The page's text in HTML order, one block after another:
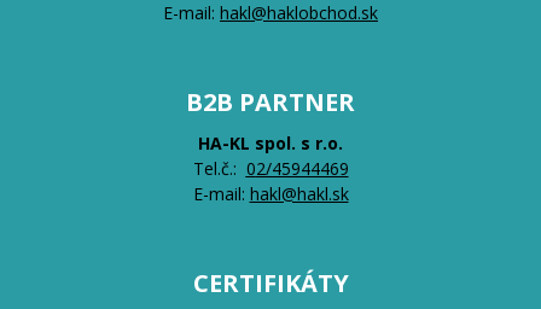
E-mail: hakl@haklobchod.sk
B2B PARTNER
HA-KL spol. s r.o.
Tel.č.: 02/45944469
E-mail: hakl@hakl.sk
CERTIFIKÁTY